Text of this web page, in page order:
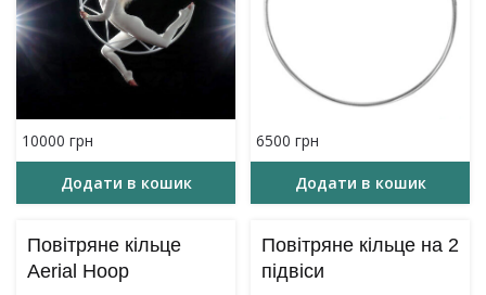
10000 грн
Додати в кошик
6500 грн
Додати в кошик
Повітряне кільце
Aerial Hoop
Повітряне кільце на 2
підвіси